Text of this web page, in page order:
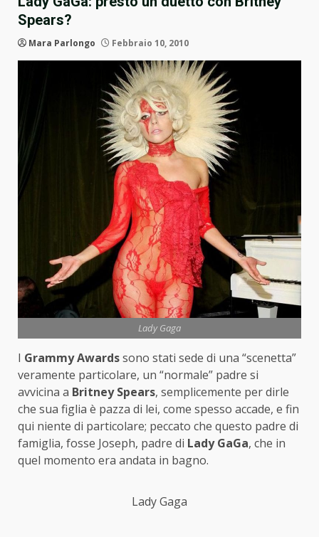
Spears?
Mara Parlongo Febbraio 10, 2010
Lady Gaga
I Grammy Awardssono stati sede di una “scenetta”
veramente particolare, un “normale” padre si
avvicina a Britney Spears, semplicemente per dirle
che sua figlia è pazza di lei, come spesso accade, e fin
qui niente di particolare; peccato che questo padre di
famiglia, fosse Joseph, padre di Lady GaGa, che in
quel momento era andata in bagno.
Lady Gaga